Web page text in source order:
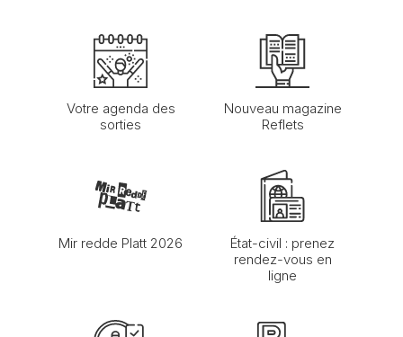
Votre agenda des
sorties
Nouveau magazine
Reflets
Mir redde Platt 2026
État-civil : prenez
rendez-vous en
ligne